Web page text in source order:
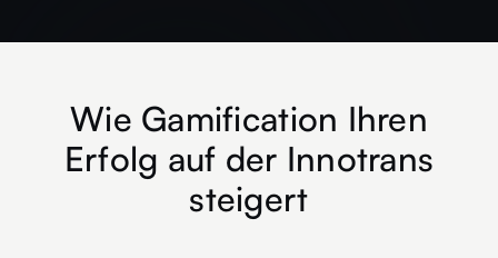
Wie Gamification Ihren
Erfolg auf der Innotrans
steigert